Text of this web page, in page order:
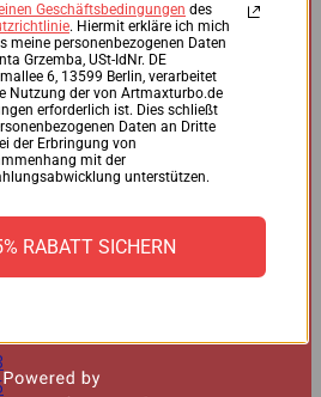
Geschäftsbedingungen des
. Hiermit erkläre ich mich
meine personenbezogenen Daten
Grzemba, USt-IdNr. DE
6, 13599 Berlin, verarbeitet
Nutzung der von Artmaxturbo.de
erforderlich ist. Dies schließt
Daten an Dritte
der Erbringung von
mit der
unterstützen.
RABATT SICHERN